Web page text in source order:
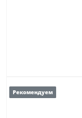
Рекомендуем